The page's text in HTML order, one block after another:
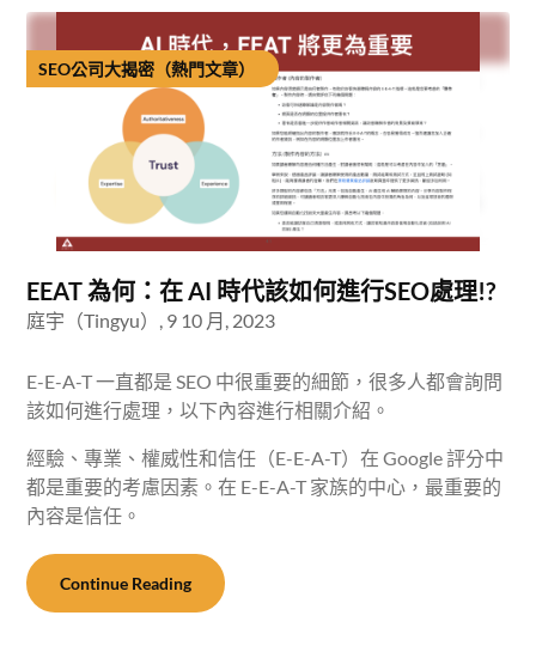
SEO公司大揭密（熱門文章）
EEAT 為何：在 AI 時代該如何進行SEO處理!?
庭宇（Tingyu）, 9 10 月, 2023
E-E-A-T 一直都是 SEO 中很重要的細節，很多人都會詢問
該如何進行處理，以下內容進行相關介紹。
經驗、專業、權威性和信任（E-E-A-T）在 Google 評分中
都是重要的考慮因素。在 E-E-A-T 家族的中心，最重要的
內容是信任。
Continue Reading